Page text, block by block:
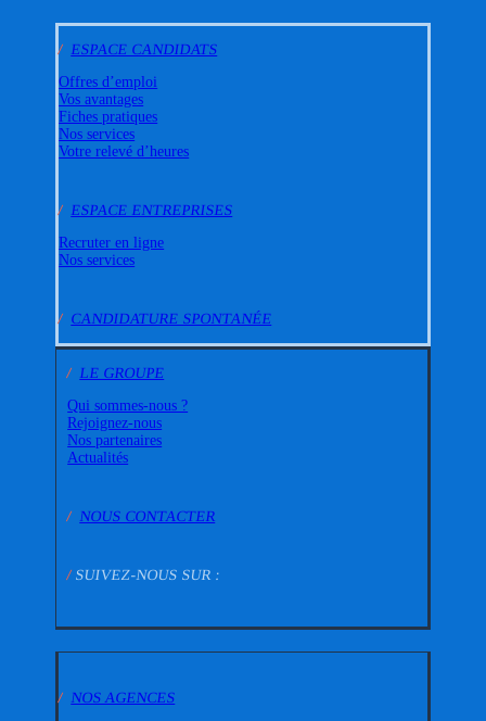
/ ESPACE CANDIDATS
Offres d’emploi
Vos avantages
Fiches pratiques
Nos services
Votre relevé d’heures
/ ESPACE ENTREPRISES
Recruter en ligne
Nos services
/ CANDIDATURE SPONTANÉE
/ LE GROUPE
Qui sommes-nous ?
Rejoignez-nous
Nos partenaires
Actualités
/NOUS CONTACTER
/SUIVEZ-NOUS SUR :
/ NOS AGENCES